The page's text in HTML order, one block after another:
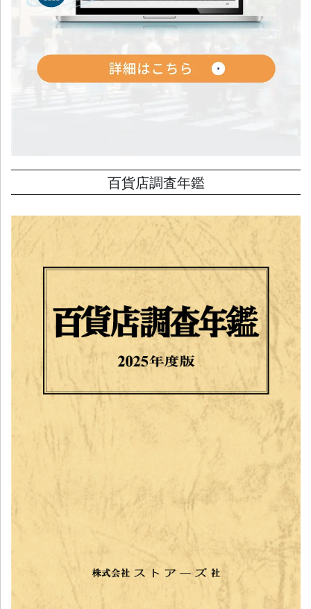
百貨店調査年鑑